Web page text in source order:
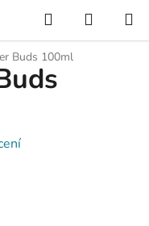
Hledat
KOŠÍK
Buds 100ml